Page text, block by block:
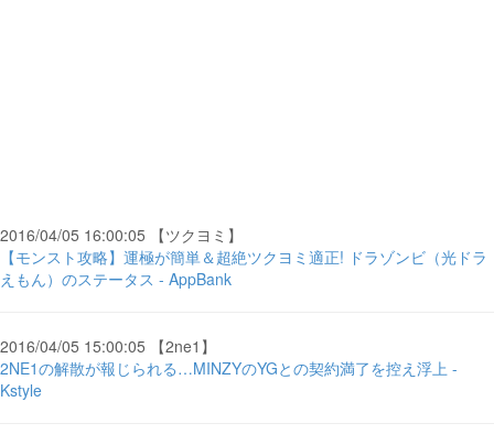
2016/04/05 16:00:05 【ツクヨミ】
【モンスト攻略】運極が簡単＆超絶ツクヨミ適正! ドラゾンビ（光ドラ
えもん）のステータス - AppBank
2016/04/05 15:00:05 【2ne1】
2NE1の解散が報じられる…MINZYのYGとの契約満了を控え浮上 -
Kstyle